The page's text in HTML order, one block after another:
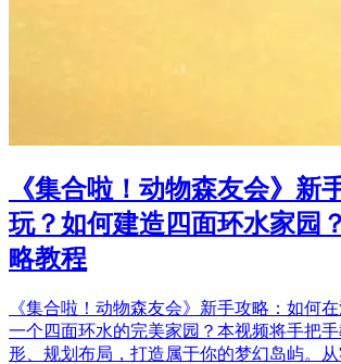
《集合啦！动物森友会》新
玩？如何建造四面环水家园
略教程
《集合啦！动物森友会》新手攻略：如何
一个四面环水的完美家园？本视频将手把
形、规划布局，打造属于你的梦幻岛屿。